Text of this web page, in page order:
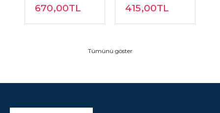
670,00TL 415,00TL
Tümünü göster